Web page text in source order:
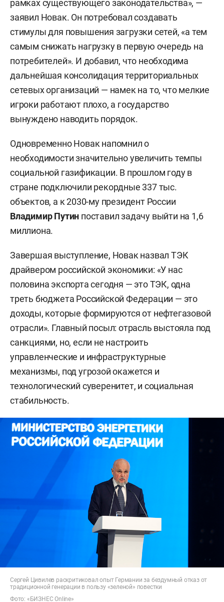
рамках существующего законодательства», —
заявил Новак. Он потребовал создавать
стимулы для повышения загрузки сетей, «а тем
самым снижать нагрузку в первую очередь на
потребителей». И добавил, что необходима
дальнейшая консолидация территориальных
сетевых организаций — намек на то, что мелкие
игроки работают плохо, а государство
вынуждено наводить порядок.
Одновременно Новак напомнил о
необходимости значительно увеличить темпы
социальной газификации. В прошлом году в
стране подключили рекордные 337 тыс.
объектов, а к 2030-му президент России
Владимир Путин поставил задачу выйти на 1,6
миллиона.
Завершая выступление, Новак назвал ТЭК
драйвером российской экономики: «У нас
половина экспорта сегодня — это ТЭК, одна
треть бюджета Российской Федерации — это
доходы, которые формируются от нефтегазовой
отрасли». Главный посыл: отрасль выстояла под
санкциями, но, если не настроить
управленческие и инфраструктурные
механизмы, под угрозой окажется и
технологический суверенитет, и социальная
стабильность.
Сергей Цивилев раскритиковал опыт Германии за бездумный отказ от
традиционной генерации в пользу «зеленой» повестки
Фото: «БИЗНЕС Online»